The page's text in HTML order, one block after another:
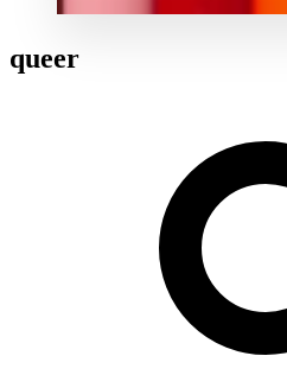
queer